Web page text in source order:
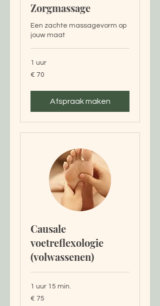
Zorgmassage
Een zachte massagevorm op
jouw maat
1 uur
70
euro
€ 70
Afspraak maken
Causale
voetreflexologie
(volwassenen)
1 uur 15 min.
75
euro
€ 75